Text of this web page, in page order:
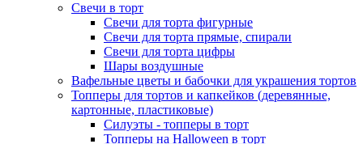
Свечи в торт
Свечи для торта фигурные
Свечи для торта прямые, спирали
Свечи для торта цифры
Шары воздушные
Вафельные цветы и бабочки для украшения тортов
Топперы для тортов и капкейков (деревянные,
картонные, пластиковые)
Силуэты - топперы в торт
Топперы на Halloween в торт